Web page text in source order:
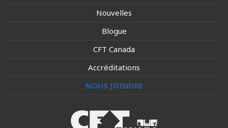
Nouvelles
Blogue
CFT Canada
Accréditations
NOUS JOINDRE